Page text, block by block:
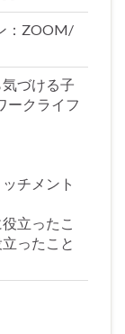
：ZOOM/
づける子
ークライフ
チメント
立ったこ
ったこと